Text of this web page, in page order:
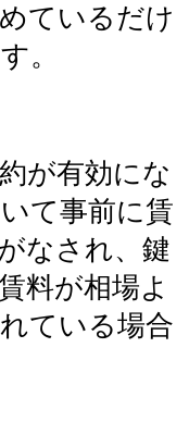
ているだけ
。
が有効にな
て事前に賃
なされ、鍵
料が相場よ
ている場合